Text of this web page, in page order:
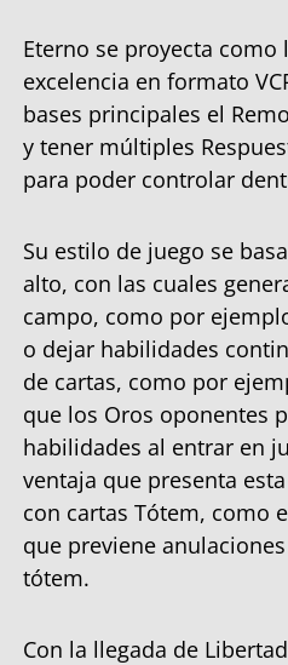
Eterno se proyecta
excelencia en formato
bases principales el
y tener múltiples
para poder controlar
Su estilo de juego se
alto, con las cuales
campo, como por
o dejar habilidades
de cartas, como por
que los Oros oponentes
habilidades al entrar en
ventaja que presenta
con cartas Tótem, como
que previene
tótem.
Con la llegada de